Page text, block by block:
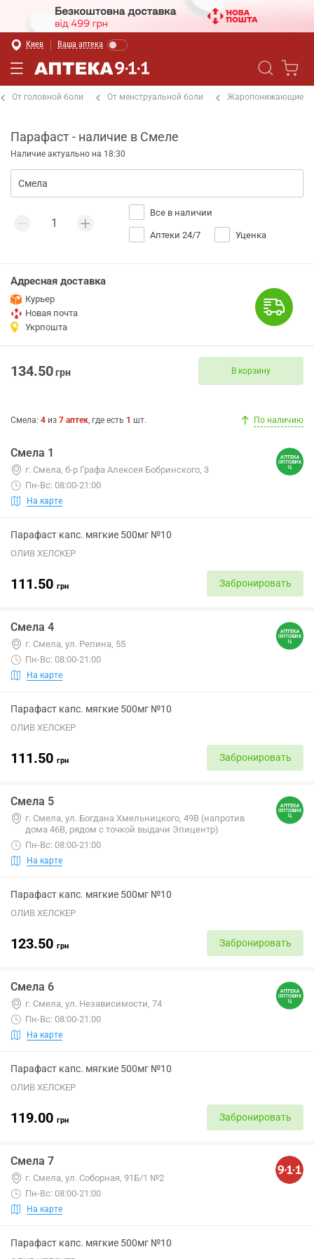
Киев Ваша аптека
От головной боли От менструальной боли Жаропонижающие
Парафаст - наличие в Смеле
Наличие актуально на 18:30
Все в наличии
Аптеки 24/7 Уценка
Адресная доставка
Курьер
Новая почта
Укрпошта
134.50грн В корзину
Смела: 4 из 7 аптек, где есть 1 шт. По наличию
Смела 1
г. Смела, б-р Графа Алексея Бобринского, 3
Пн-Вс: 08:00-21:00
На карте
Парафаст капс. мягкие 500мг №10
ОЛИВ ХЕЛСКЕР
111.50 грн Забронировать
Смела 4
г. Смела, ул. Репина, 55
Пн-Вс: 08:00-21:00
На карте
Парафаст капс. мягкие 500мг №10
ОЛИВ ХЕЛСКЕР
111.50 грн Забронировать
Смела 5
г. Смела, ул. Богдана Хмельницкого, 49В (напротив
дома 46В, рядом с точкой выдачи Эпицентр)
Пн-Вс: 08:00-21:00
На карте
Парафаст капс. мягкие 500мг №10
ОЛИВ ХЕЛСКЕР
123.50 грн Забронировать
Смела 6
г. Смела, ул. Независимости, 74
Пн-Вс: 08:00-21:00
На карте
Парафаст капс. мягкие 500мг №10
ОЛИВ ХЕЛСКЕР
119.00 грн Забронировать
Смела 7
г. Смела, ул. Соборная, 91Б/1 №2
Пн-Вс: 08:00-21:00
На карте
Парафаст капс. мягкие 500мг №10